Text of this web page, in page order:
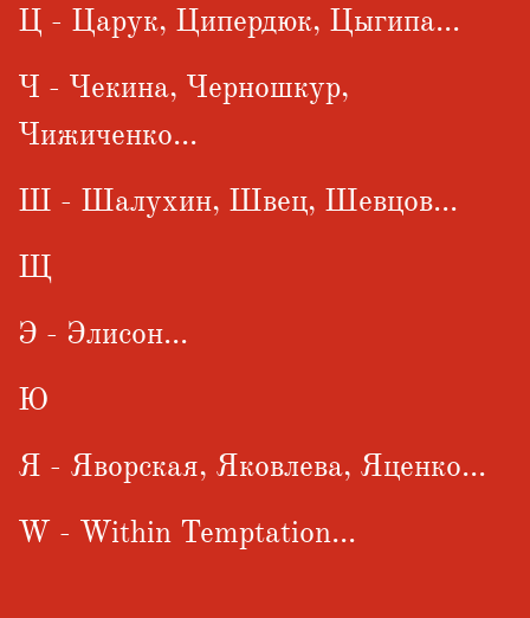
Ц - Царук, Ципердюк, Цыгипа...
Ч - Чекина, Черношкур,
Чижиченко...
Ш - Шалухин, Швец, Шевцов...
Щ
Э - Элисон...
Ю
Я - Яворская, Яковлева, Яценко...
W - Within Temptation...